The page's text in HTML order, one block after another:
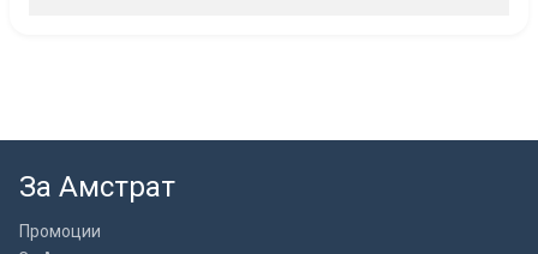
За Амстрат
Промоции